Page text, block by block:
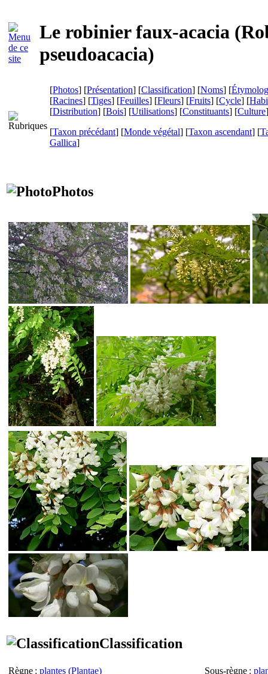
Le robinier faux-acacia (
pseudoacacia)
[Photos] [Présentation] [Classification] [Noms] [
[Racines] [Tiges] [Feuilles] [Fleurs] [Fruits] [Cycle] [
[Distribution] [Bois] [Utilisations] [Constituants] [Culture
[Taxon précédant] [Monde végétal] [Taxon ascendant] [
Gallica]
Photos
Classification
Règne : plantes (Plantae) Sous-règne :